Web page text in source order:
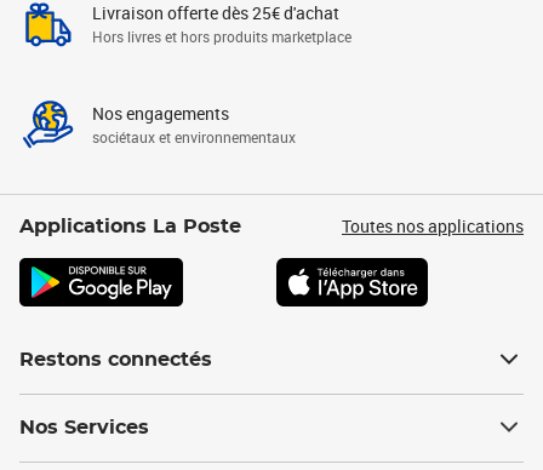
Livraison offerte dès 25€ d'achat
Hors livres et hors produits marketplace
Nos engagements
sociétaux et environnementaux
Applications La Poste Toutes nos applications
Restons connectés
Nos Services